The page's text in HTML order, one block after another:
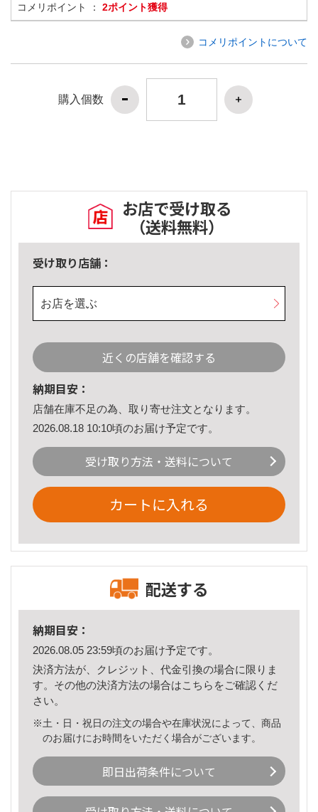
コメリポイント ： 2ポイント獲得
コメリポイントについて
購入個数
お店で受け取る
（送料無料）
受け取り店舗：
お店を選ぶ
近くの店舗を確認する
納期目安：
店舗在庫不足の為、取り寄せ注文となります。
2026.08.18 10:10頃のお届け予定です。
受け取り方法・送料について
カートに入れる
配送する
納期目安：
2026.08.05 23:59頃のお届け予定です。
決済方法が、クレジット、代金引換の場合に限りま
す。その他の決済方法の場合はこちら をご確認くだ
さい。
※土・日・祝日の注文の場合や在庫状況によって、商品
のお届けにお時間をいただく場合がございます。
即日出荷条件について